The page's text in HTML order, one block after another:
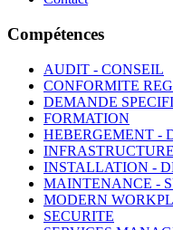
Compétences
AUDIT - CONSEIL
CONFORMITE
DEMANDE
FORMATION
HEBERGEMENT -
INFRASTRUCTURE
INSTALLATION -
MAINTENANCE -
MODERN
SECURITE